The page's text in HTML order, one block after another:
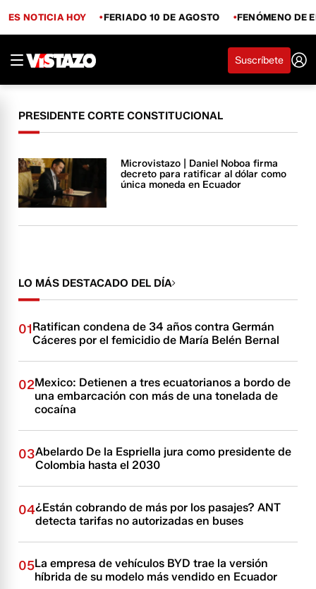
ES NOTICIA HOY FERIADO 10 DE AGOSTO FENÓMENO DE
Suscríbete
PRESIDENTE CORTE CONSTITUCIONAL
Microvistazo | Daniel Noboa firma
decreto para ratificar al dólar como
única moneda en Ecuador
LO MÁS DESTACADO DEL DÍA
01Ratifican condena de 34 años contra Germán
Cáceres por el femicidio de María Belén Bernal
02Mexico: Detienen a tres ecuatorianos a bordo de
una embarcación con más de una tonelada de
cocaína
03Abelardo De la Espriella jura como presidente de
Colombia hasta el 2030
04¿Están cobrando de más por los pasajes? ANT
detecta tarifas no autorizadas en buses
05La empresa de vehículos BYD trae la versión
híbrida de su modelo más vendido en Ecuador